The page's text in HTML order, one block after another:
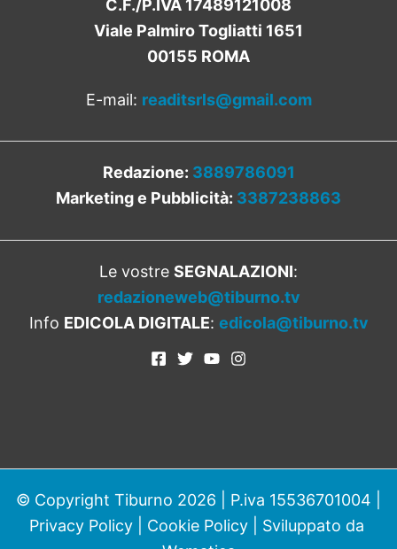
C.F./P.IVA 17489121008
Viale Palmiro Togliatti 1651
00155 ROMA
E-mail: readitsrls@gmail.com
Redazione: 3889786091
Marketing e Pubblicità: 3387238863
Le vostre SEGNALAZIONI:
redazioneweb@tiburno.tv
Info EDICOLA DIGITALE: edicola@tiburno.tv
© Copyright Tiburno 2026 | P.iva 15536701004 |
Privacy Policy| Cookie Policy| Sviluppato da